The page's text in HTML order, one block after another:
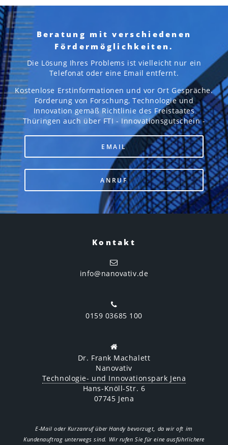
Beratung mit verschiedenen
Fördermöglichkeiten.
Die Lösung Ihres Problems ist vielleicht nur ein
Telefonat oder eine Email entfernt.
Kostenlose Erstinformationen und vor Ort Gespräche.
Förderung von Forschung, Technologie und
Innovation gemäß Richtlinie des Freistaates
Thüringen auch über FTI - Innovationsgutschein -
EMAIL
ANRUF
Kontakt
info@nanovativ.de
0159 03685 100
Dr. Frank Machalett
Nanovativ
Technologie- und Innovationspark Jena
Hans-Knöll-Str. 6
07745 Jena
E-Mail oder Kurzanruf über Handy bevorzugt, da wir oft im
Kundenauftrag unterwegs sind. Wir rufen Sie für eine ausführlichere